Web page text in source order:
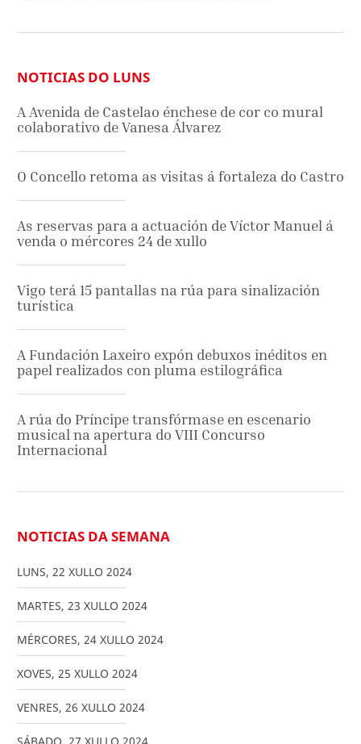
NOTICIAS DO LUNS
A Avenida de Castelao énchese de cor co mural
colaborativo de Vanesa Álvarez
O Concello retoma as visitas á fortaleza do Castro
As reservas para a actuación de Víctor Manuel á
venda o mércores 24 de xullo
Vigo terá 15 pantallas na rúa para sinalización
turística
A Fundación Laxeiro expón debuxos inéditos en
papel realizados con pluma estilográfica
A rúa do Príncipe transfórmase en escenario
musical na apertura do VIII Concurso
Internacional
NOTICIAS DA SEMANA
LUNS, 22 XULLO 2024
MARTES, 23 XULLO 2024
MÉRCORES, 24 XULLO 2024
XOVES, 25 XULLO 2024
VENRES, 26 XULLO 2024
SÁBADO 27 XULLO 2024